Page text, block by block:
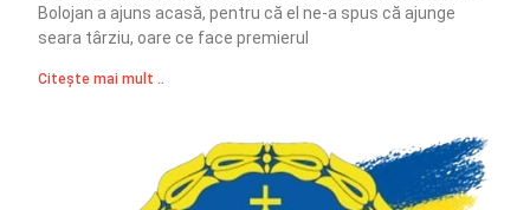
Bolojan a ajuns acasă, pentru că el ne-a spus că ajunge
seara târziu, oare ce face premierul
Citește mai mult ..